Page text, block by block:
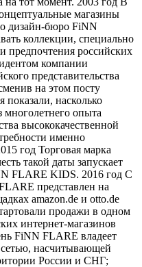
магазины
дизайн-бюро FiNN
коллекции, специально
предпочтения российских
компании
представительства
на этом посту
показали, насколько
опыта
высококачественной
именно
год Торговая марка
такой даты запускает
FLARE KIDS. 2016 год С
представлен на
amazon.de и otto.de
продажи в одном
интернет-магазинов
FiNN FLARE владеет
сетью, насчитывающей
России и СНГ;